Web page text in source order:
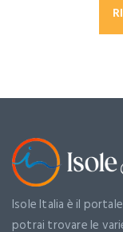
Isole Italia è il
potrai trovare le